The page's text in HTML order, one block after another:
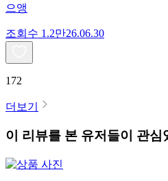
으앵
조회수 1.2만26.06.30
172
더보기
이 리뷰를 본 유저들이 관심